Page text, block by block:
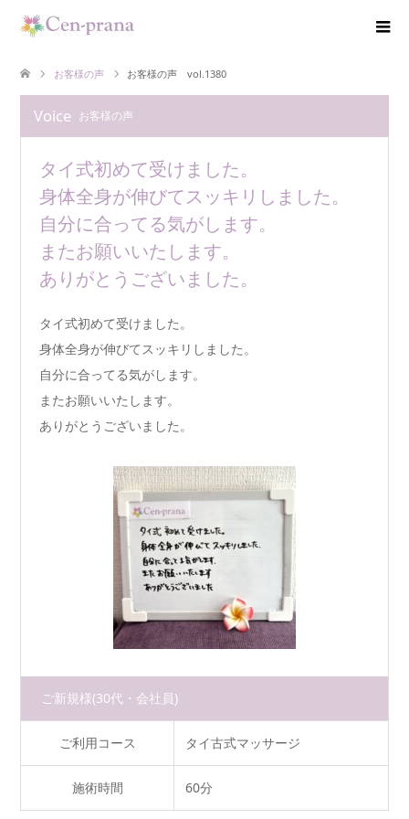
お客様の声 お客様の声 vol.1380
Voice お客様の声
タイ式初めて受けました。
身体全身が伸びてスッキリしました。
自分に合ってる気がします。
またお願いいたします。
ありがとうございました。
タイ式初めて受けました。
身体全身が伸びてスッキリしました。
自分に合ってる気がします。
またお願いいたします。
ありがとうございました。
ご新規様(30代・会社員)
ご利用コース タイ古式マッサージ
施術時間 60分